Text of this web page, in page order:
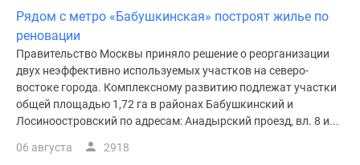
Рядом с метро «Бабушкинская» построят жилье по
реновации
Правительство Москвы приняло решение о реорганизации
двух неэффективно используемых участков на северо-
востоке города. Комплексному развитию подлежат участки
общей площадью 1,72 га в районах Бабушкинский и
Лосиноостровский по адресам: Анадырский проезд, вл. 8 и...
06 августа 2918